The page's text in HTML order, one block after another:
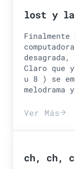
lost y
desagrada,
Claro que
u 8 ) se
melodrama
Ver Más
lost
ch, ch,